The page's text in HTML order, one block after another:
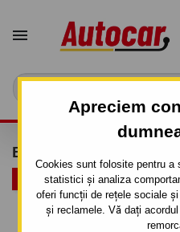
Apreciem
Cookies sunt folosite pentru a
statistici și analiza
oferi funcții de rețele sociale
și reclamele. Vă dați

BARE
PACHET